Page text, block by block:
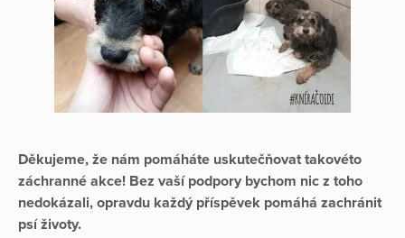
Děkujeme, že nám pomáháte uskutečňovat takovéto
záchranné akce! Bez vaší podpory bychom nic z toho
nedokázali, opravdu každý příspěvek pomáhá zachránit
psí životy.